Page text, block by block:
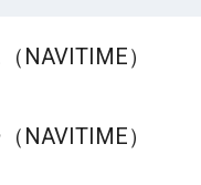
NAVITIME）
NAVITIME）